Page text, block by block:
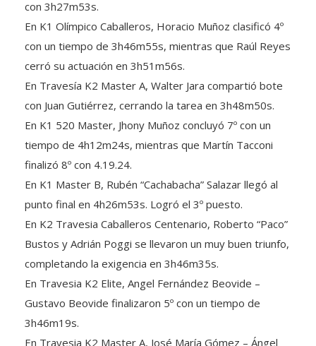
con 3h27m53s.
En K1 Olímpico Caballeros, Horacio Muñoz clasificó 4º
con un tiempo de 3h46m55s, mientras que Raúl Reyes
cerró su actuación en 3h51m56s.
En Travesía K2 Master A, Walter Jara compartió bote
con Juan Gutiérrez, cerrando la tarea en 3h48m50s.
En K1 520 Master, Jhony Muñoz concluyó 7º con un
tiempo de 4h12m24s, mientras que Martín Tacconi
finalizó 8º con 4.19.24.
En K1 Master B, Rubén “Cachabacha” Salazar llegó al
punto final en 4h26m53s. Logró el 3º puesto.
En K2 Travesia Caballeros Centenario, Roberto “Paco”
Bustos y Adrián Poggi se llevaron un muy buen triunfo,
completando la exigencia en 3h46m35s.
En Travesia K2 Elite, Angel Fernández Beovide –
Gustavo Beovide finalizaron 5º con un tiempo de
3h46m19s.
En Travesia K2 Master A, José María Gómez – Ángel